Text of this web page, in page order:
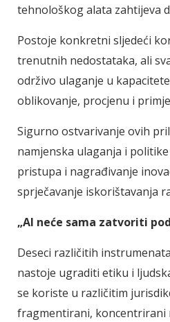
tehnološkog alata zahtijeva
Postoje konkretni sljedeći
trenutnih nedostataka, ali
održivo ulaganje u
oblikovanje, procjenu i
Sigurno ostvarivanje ovih
namjenska ulaganja i
pristupa i nagrađivanje
sprječavanje iskorištavanja
„AI neće sama zatvoriti
Deseci različitih
nastoje ugraditi etiku i
se koriste u različitim
fragmentirani, koncentrirani